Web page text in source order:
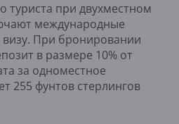
туриста при двухместном
международные
визу. При бронировании
в размере 10% от
за одноместное
255 фунтов стерлингов